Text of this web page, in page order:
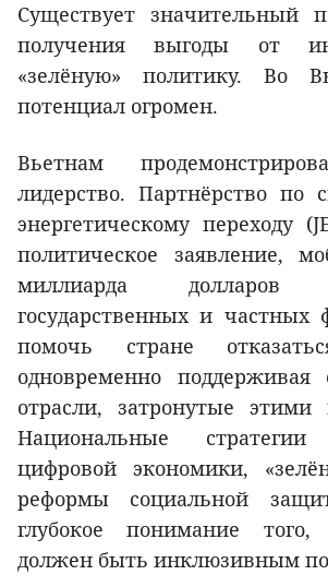
Существует значительный
получения выгоды от
«зелёную» политику. Во
потенциал огромен.
Вьетнам
лидерство. Партнёрство по
энергетическому переходу
политическое заявление,
миллиарда
государственных и частных
помочь стране
одновременно поддерживая
отрасли, затронутые этими
Национальные
цифровой экономики,
реформы социальной
глубокое понимание
должен быть инклюзивным по